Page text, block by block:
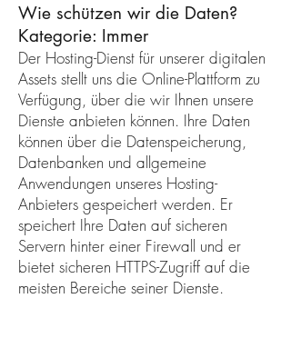
Wie schützen wir die Daten?
Kategorie: Immer
Der Hosting-Dienst für unserer digitalen
Assets stellt uns die Online-Plattform zu
Verfügung, über die wir Ihnen unsere
Dienste anbieten können. Ihre Daten
können über die Datenspeicherung,
Datenbanken und allgemeine
Anwendungen unseres Hosting-
Anbieters gespeichert werden. Er
speichert Ihre Daten auf sicheren
Servern hinter einer Firewall und er
bietet sicheren HTTPS-Zugriff auf die
meisten Bereiche seiner Dienste.